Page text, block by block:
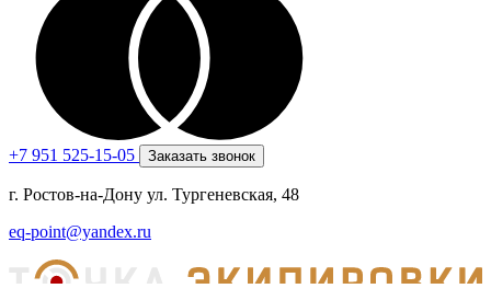
+7 951 525-15-05 Заказать звонок
г. Ростов-на-Дону ул. Тургеневская, 48
eq-point@yandex.ru